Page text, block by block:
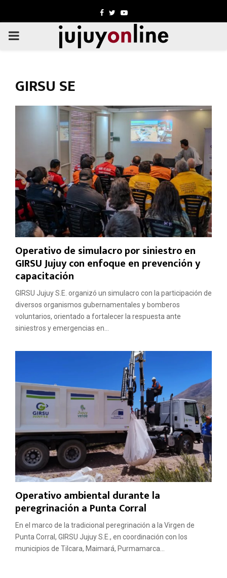
Facebook
TwitterYoutube
PRIMARY
GIRSU SE
Operativo de simulacro por siniestro en
GIRSU Jujuy con enfoque en prevención y
capacitación
GIRSU Jujuy S.E. organizó un simulacro con la participación de
diversos organismos gubernamentales y bomberos
voluntarios, orientado a fortalecer la respuesta ante
siniestros y emergencias en...
Operativo ambiental durante la
peregrinación a Punta Corral
En el marco de la tradicional peregrinación a la Virgen de
Punta Corral, GIRSU Jujuy S.E., en coordinación con los
municipios de Tilcara, Maimará, Purmamarca...